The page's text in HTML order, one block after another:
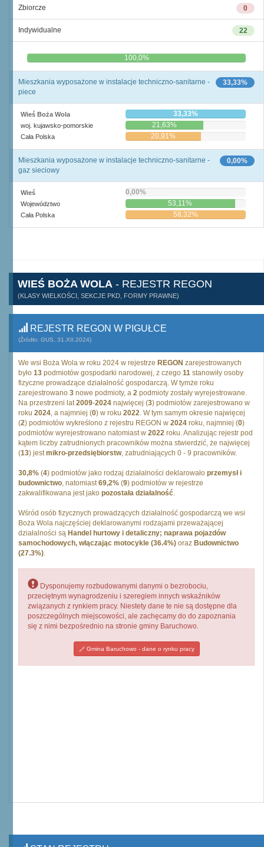
0
Zbiorcze
22
Indywidualne
0,0% 100,0%
33,33%
Mieszkania wyposażone w instalacje techniczno-sanitarne -
piece
Wieś Boża Wola 33,33%
woj. kujawsko-pomorskie 21,63%
Cała Polska 20,91%
0,00%
Mieszkania wyposażone w instalacje techniczno-sanitarne -
gaz sieciowy
Wieś 0,00%
Województwo 53,11%
Cała Polska 58,32%
WIEŚ BOŻA WOLA - REJESTR REGON
(KLASY WIELKOŚCI, SEKCJE PKD, FORMY PRAWNE)
REJESTR REGON W PIGUŁCE
(Źródło: GUS, 31.XII.2024)
We wsi Boża Wola w roku 2024 w rejestrze REGON zarejestrowanych
było 13 podmiotów gospodarki narodowej, z czego 11 stanowiły osoby
fizyczne prowadzące działalność gospodarczą. W tymże roku
zarejestrowano 3 nowe podmioty, a 2 podmioty zostały wyrejestrowane.
Na przestrzeni lat2009-2024 najwięcej (3) podmiotów zarejestrowano w
roku 2024, a najmniej (0) w roku 2022. W tym samym okresie najwięcej
(2) podmiotów wykreślono z rejestru REGON w 2024 roku, najmniej (0)
podmiotów wyrejestrowano natomiast w 2022 roku. Analizując rejestr pod
kątem liczby zatrudnionych pracowników można stwierdzić, że najwięcej
(13) jestmikro-przedsiębiorstw, zatrudniających 0 - 9 pracowników.
30,8% (4) podmiotów jako rodzaj działalności deklarowało przemysł i
budownictwo, natomiast69,2% (9) podmiotów w rejestrze
zakwalifikowana jest jako pozostała działalność.
Wśród osób fizycznych prowadzących działalność gospodarczą we wsi
Boża Wola najczęściej deklarowanymi rodzajami przeważającej
działalności są Handel hurtowy i detaliczny; naprawa pojazdów
samochodowych, włączając motocykle (36.4%) oraz Budownictwo
(27.3%).
Dysponujemy rozbudowanymi danymi o bezrobociu,
przeciętnym wynagrodzeniu i szeregiem innych wskaźników
związanych z rynkiem pracy. Niestety dane te nie są dostępne dla
poszczególnych miejscowości, ale zachęcamy do do zapoznania
się z nimi bezpośrednio na stronie gminy Baruchowo.
Gmina Baruchowo - dane o rynku pracy